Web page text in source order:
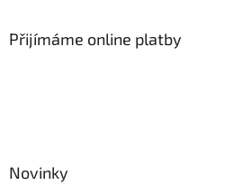
Přijímáme online platby
Novinky